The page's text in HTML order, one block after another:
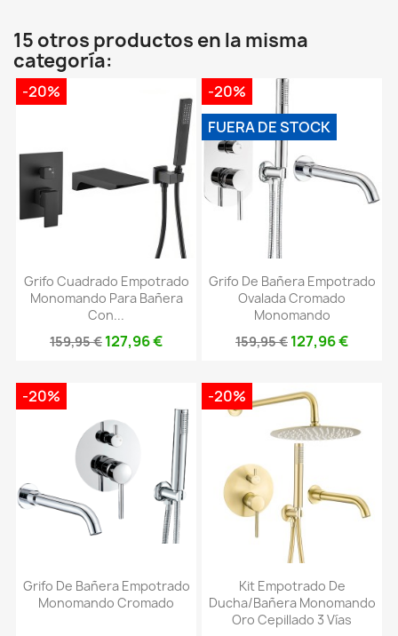
15 otros productos en la misma
categoría:
Grifo Cuadrado Empotrado
Monomando Para Bañera
Con...
159,95 € 127,96 €
-20%
Grifo De Bañera Empotrado
Ovalada Cromado
Monomando
159,95 € 127,96 €
-20%
FUERA DE STOCK
Grifo De Bañera Empotrado
Monomando Cromado
-20%
Kit Empotrado De
Ducha/bañera Monomando
Oro Cepillado 3 Vías
-20%